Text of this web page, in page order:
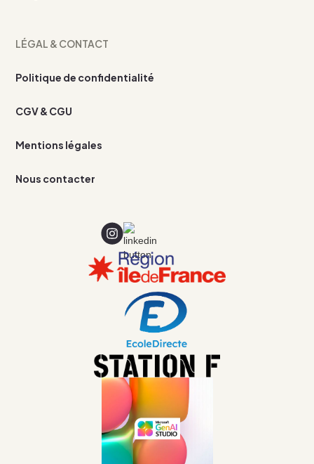
LÉGAL & CONTACT
Politique de confidentialité
CGV & CGU
Mentions légales
Nous contacter